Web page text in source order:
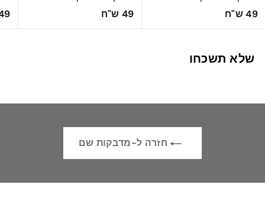
49 ש"ח
9
"
49 ש"ח
9
49
שלא תשכחו
חזרה ל-מדבקות שם